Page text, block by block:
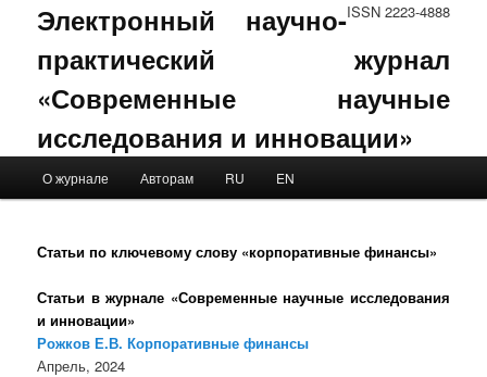
ISSN 2223-4888
Электронный научно-
практический журнал
«Современные научные
исследования и инновации»
Skip to primary content
Skip to secondary content
О журнале Авторам RU EN
Статьи по ключевому слову «корпоративные финансы»
Статьи в журнале «Современные научные исследования
и инновации»
Рожков Е.В. Корпоративные финансы
Апрель, 2024